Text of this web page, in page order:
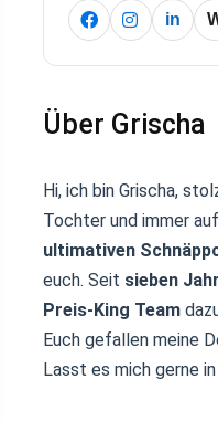
in
Über Grischa
Hi, ich bin Grischa,
Tochter und immer
ultimativen
euch. Seit sieben
Preis-King Team
Euch gefallen meine
Lasst es mich gerne